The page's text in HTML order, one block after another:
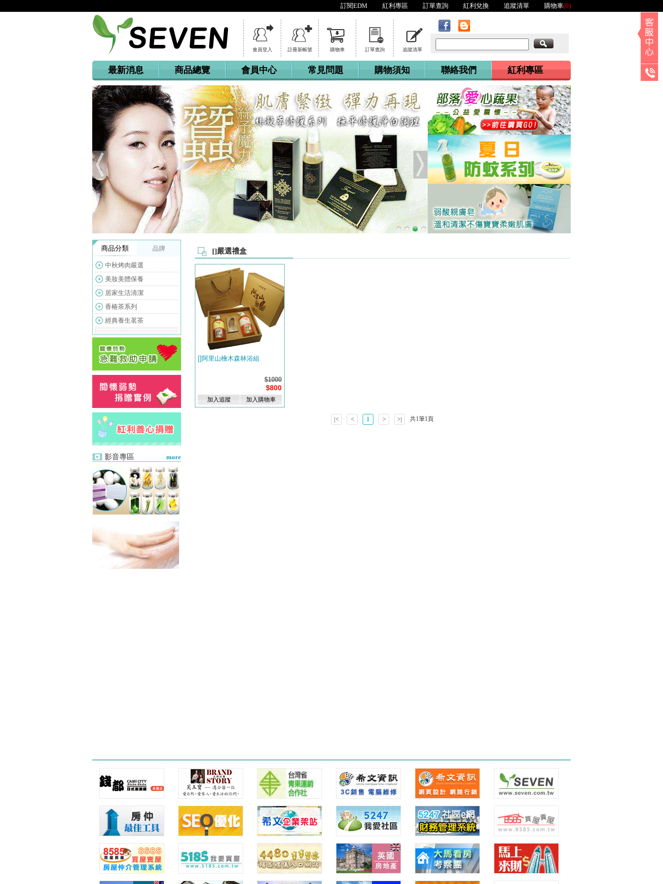
訂閱EDM 紅利專區 訂單查詢 紅利兌換 追蹤清單 購物車(0)
會員登入 註冊新帳號 購物車 訂單查詢 追蹤清單
最新消息 商品總覽 會員中心 常見問題 購物須知 聯絡我們 紅利專區
商品分類 品牌
中秋烤肉嚴選
美妝美體保養
居家生活清潔
香椿茶系列
經典養生茗茶
影音專區 more
[]嚴選禮盒
[]阿里山檜木森林浴組
$1000
$800
加入追蹤 加入購物車
|< < 1 > >| 共1筆1頁